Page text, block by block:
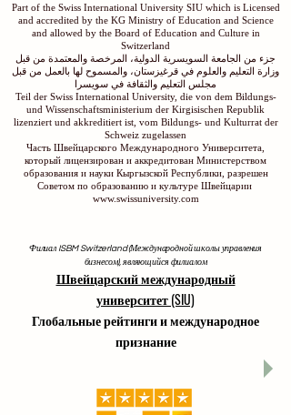
Part of the Swiss International University SIU which is Licensed
and accredited by the KG Ministry of Education and Science
and allowed by the Board of Education and Culture in
Switzerland
جزء من الجامعة السويسرية الدولية، المرخصة والمعتمدة من قبل
وزارة التعليم والعلوم في قرغيزستان، والمسموح لها بالعمل من قبل
مجلس التعليم والثقافة في سويسرا
Teil der Swiss International University, die von dem Bildungs-
und Wissenschaftsministerium der Kirgisischen Republik
lizenziert und akkreditiert ist, vom Bildungs- und Kulturrat der
Schweiz zugelassen
Часть Швейцарского Международного Университета,
который лицензирован и аккредитован Министерством
образования и науки Кыргызской Республики, разрешен
Советом по образованию и культуре Швейцарии
www.swissuniversity.com
Филиал ISBM Switzerland (Международной школы управления
бизнесом), являющийся филиалом
Швейцарский международный
университет (SIU)
Глобальные рейтинги и международное
признание